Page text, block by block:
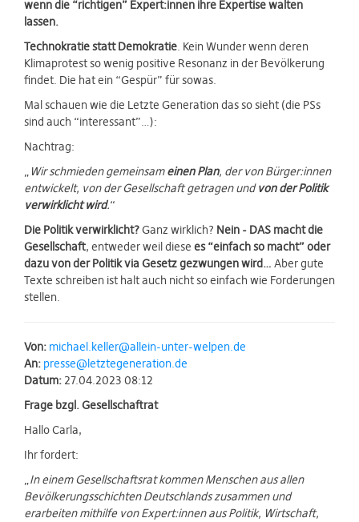
wenn die “richtigen” Expert:innen ihre Expertise walten
lassen.
Technokratie statt Demokratie. Kein Wunder wenn deren
Klimaprotest so wenig positive Resonanz in der Bevölkerung
findet. Die hat ein “Gespür” für sowas.
Mal schauen wie die Letzte Generation das so sieht (die PSs
sind auch “interessant”…):
Nachtrag:
„ Wir schmieden gemeinsameinen Plan, der von Bürger:innen
entwickelt, von der Gesellschaft getragen undvon der Politik
verwirklicht wird.“
Die Politik verwirklicht?Ganz wirklich? Nein - DAS macht die
Gesellschaft, entweder weil diese es “einfach so macht” oder
dazu von der Politik via Gesetz gezwungen wird… Aber gute
Texte schreiben ist halt auch nicht so einfach wie Forderungen
stellen.
Von: michael.keller@allein-unter-welpen.de
An: presse@letztegeneration.de
Datum: 27.04.2023 08:12
Frage bzgl. Gesellschaftrat
Hallo Carla,
Ihr fordert:
„In einem Gesellschaftsrat kommen Menschen aus allen
Bevölkerungsschichten Deutschlands zusammen und
erarbeiten mithilfe von Expert:innen aus Politik, Wirtschaft,